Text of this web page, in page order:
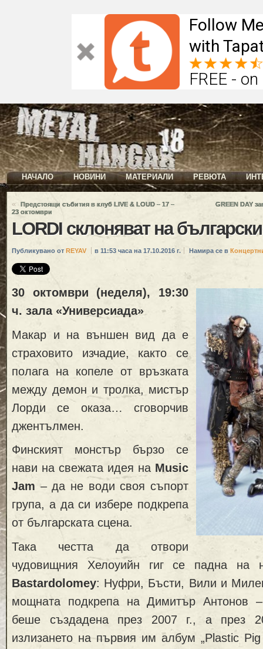
Follow
with
FREE -
НАЧАЛО НОВИНИ МАТЕРИАЛИ РЕВЮТА
«
Предстоящи събития в клуб LIVE & LOUD – 17 –
23 октомври
GREEN DAY
LORDI склоняват на
Публикувано от REYAV в 11:53 часа на 17.10.2016 г. Намира се в
30 октомври (неделя), 19:30
ч. зала «Универсиада»
Макар и на външен вид да е
страховито изчадие, както се
полага на копеле от връзката
между демон и тролка, мистър
Лорди се оказа… сговорчив
джентълмен.
Финският монстър бързо се
нави на свежата идея на Music
Jam – да не води своя съпорт
група, а да си избере подкрепа
от българската сцена.
Така честта да отвори
чудовищния Хелоуийн гиг се падна на
Bastardolomey: Нуфри, Бъсти, Вили и
мощната подкрепа на Димитър Антонов
беше създадена през 2007 г., а през
излизането на първия им албум „Plastic